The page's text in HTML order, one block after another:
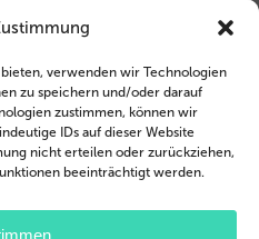
verwenden wir Technologien
zu speichern und/oder darauf
zustimmen, können wir
IDs auf dieser Website
nicht erteilen oder zurückziehen,
beeinträchtigt werden.